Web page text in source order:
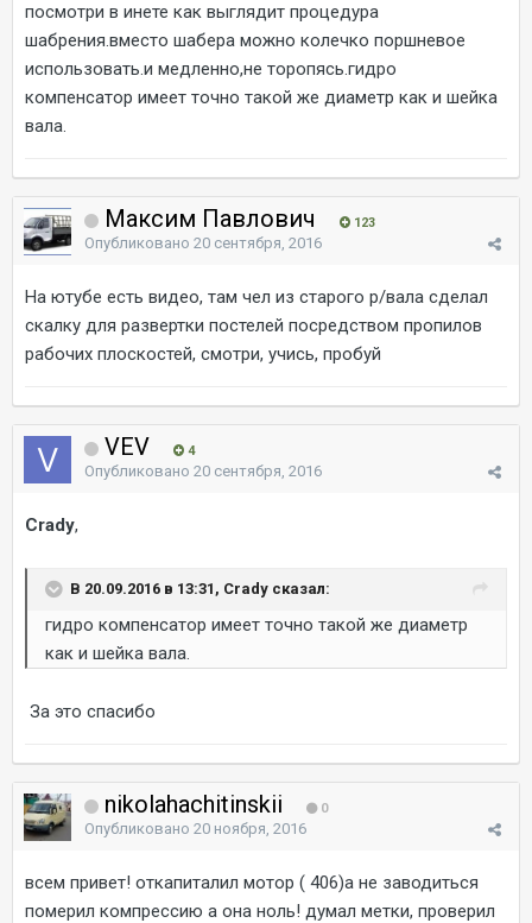
посмотри в инете как выглядит процедура
шабрения.вместо шабера можно колечко поршневое
использовать.и медленно,не торопясь.гидро
компенсатор имеет точно такой же диаметр как и шейка
вала.
Максим Павлович 123
Опубликовано 20 сентября, 2016
На ютубе есть видео, там чел из старого р/вала сделал
скалку для развертки постелей посредством пропилов
рабочих плоскостей, смотри, учись, пробуй
VEV 4
Опубликовано 20 сентября, 2016
Crady,
В 20.09.2016 в 13:31, Crady сказал:
гидро компенсатор имеет точно такой же диаметр
как и шейка вала.
За это спасибо
nikolahachitinskii 0
Опубликовано 20 ноября, 2016
всем привет! откапиталил мотор ( 406)а не заводиться
померил компрессию а она ноль! думал метки, проверил